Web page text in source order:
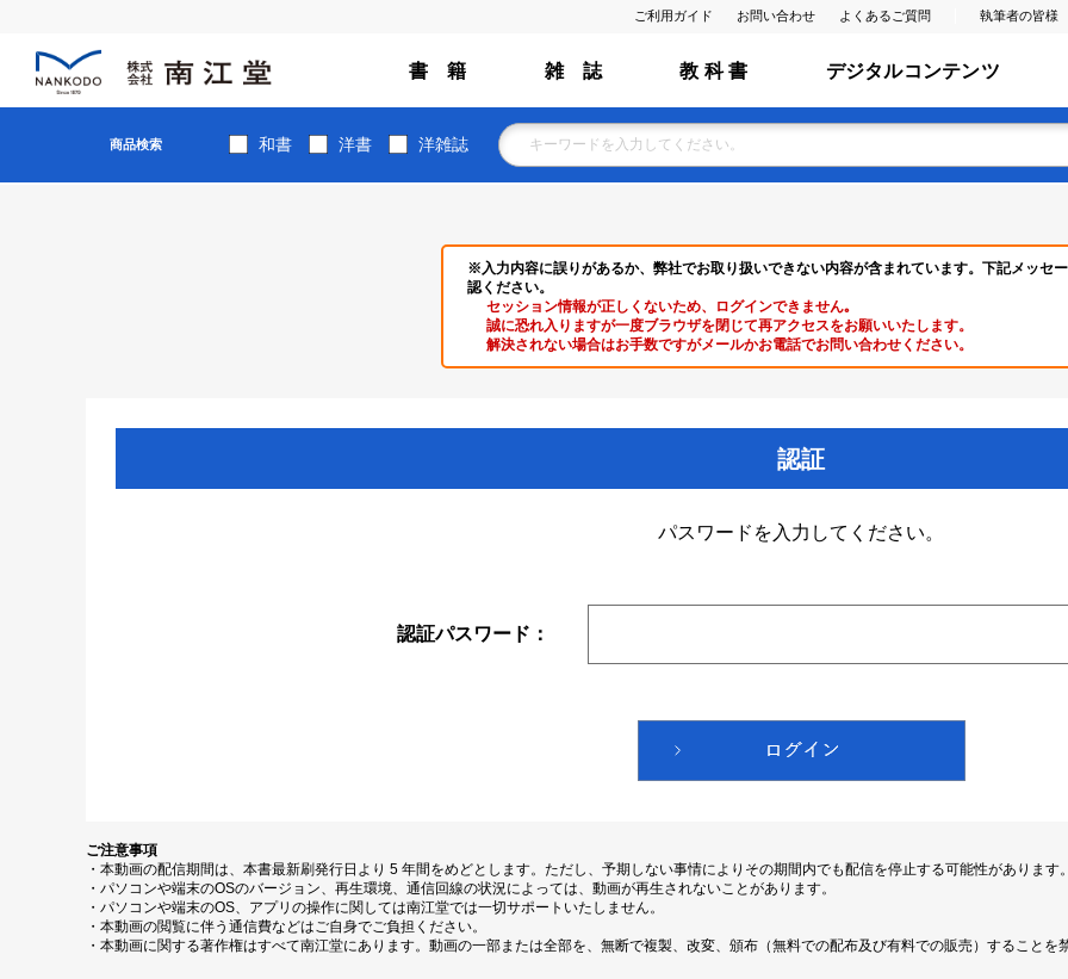
ご利用ガイド お問い合わせ よくあるご質問 執筆者の皆様
書 籍 雑 誌 教 科 書 デジタルコンテンツ
商品検索 和書 洋書 洋雑誌
※入力内容に誤りがあるか、弊社でお取り扱いできない内容が含まれています。下記メッセ
認ください。
セッション情報が正しくないため、ログインできません｡
誠に恐れ入りますが一度ブラウザを閉じて再アクセスをお願いいたします。
解決されない場合はお手数ですがメールかお電話でお問い合わせください。
認証
パスワードを入力してください。
認証パスワード：
ご注意事項
・本動画の配信期間は、本書最新刷発行日より 5 年間をめどとします。ただし、予期しない事情によりその期間内でも配信を停止する可能性があります。
・パソコンや端末のOSのバージョン、再生環境、通信回線の状況によっては、動画が再生されないことがあります。
・パソコンや端末のOS、アプリの操作に関しては南江堂では一切サポートいたしません。
・本動画の閲覧に伴う通信費などはご自身でご負担ください。
・本動画に関する著作権はすべて南江堂にあります。動画の一部または全部を、無断で複製、改変、頒布（無料での配布及び有料での販売）することを